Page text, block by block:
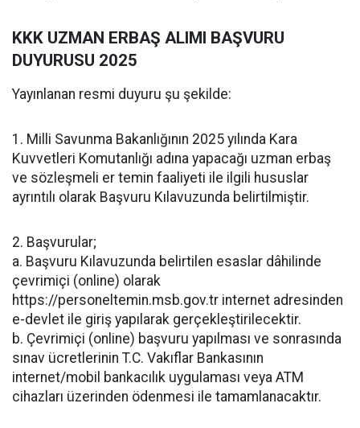
KKK UZMAN ERBAŞ ALIMI BAŞVURU
DUYURUSU 2025
Yayınlanan resmi duyuru şu şekilde:
1. Milli Savunma Bakanlığının 2025 yılında Kara
Kuvvetleri Komutanlığı adına yapacağı uzman erbaş
ve sözleşmeli er temin faaliyeti ile ilgili hususlar
ayrıntılı olarak Başvuru Kılavuzunda belirtilmiştir.
2. Başvurular;
a. Başvuru Kılavuzunda belirtilen esaslar dâhilinde
çevrimiçi (online) olarak
https://personeltemin.msb.gov.tr internet adresinden
e-devlet ile giriş yapılarak gerçekleştirilecektir.
b. Çevrimiçi (online) başvuru yapılması ve sonrasında
sınav ücretlerinin T.C. Vakıflar Bankasının
internet/mobil bankacılık uygulaması veya ATM
cihazları üzerinden ödenmesi ile tamamlanacaktır.